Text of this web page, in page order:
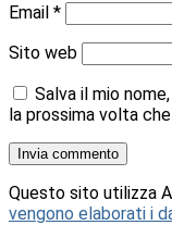
Email *
Sito web
Salva il mio
la prossima volta
Questo sito utilizza
vengono elaborati i